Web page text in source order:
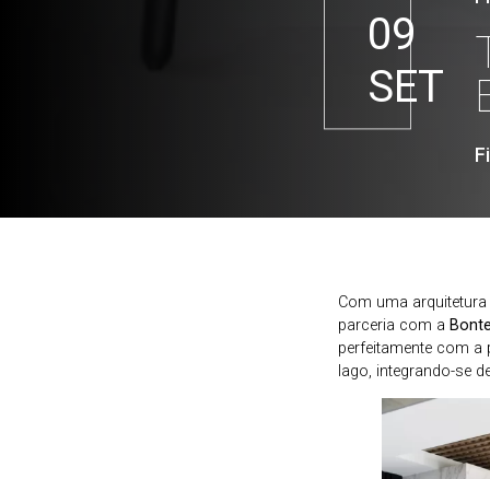
09
SET
Com uma
parceria com a
perfeitamente com a
lago, integrando-se